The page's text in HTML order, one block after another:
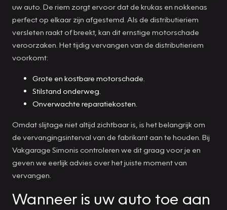
uw auto. De riem zorgt ervoor dat de krukas en nokkenas
perfect op elkaar zijn afgestemd. Als de distributieriem
versleten raakt of breekt, kan dit ernstige motorschade
veroorzaken. Het tijdig vervangen van de distributieriem
voorkomt:
Grote en kostbare motorschade.
Stilstand onderweg.
Onverwachte reparatiekosten.
Omdat slijtage niet altijd zichtbaar is, is het belangrijk om
de vervangingsinterval van de fabrikant aan te houden. Bij
Vakgarage Simonis controleren we dit graag voor je en
geven we eerlijk advies over het juiste moment van
vervangen.
Wanneer is uw auto toe aan